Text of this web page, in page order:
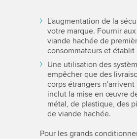
L'augmentation de la
votre marque. Fournir
viande hachée de
consommateurs et
Une utilisation des
empêcher que des
corps étrangers
inclut la mise en œuvre
métal, de plastique, des
de viande hachée.
Pour les grands